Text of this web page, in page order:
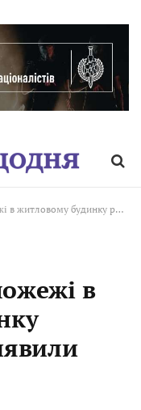
рятувальники виявили тіла двох людей
в